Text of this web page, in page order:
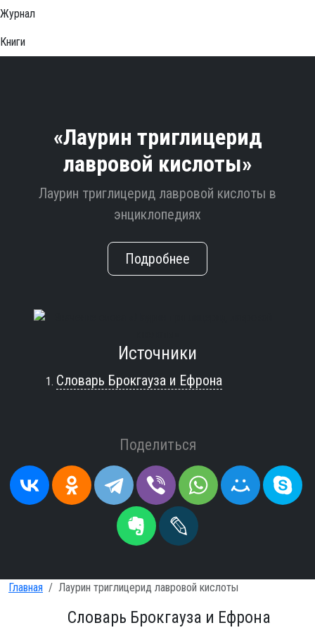
Журнал
Книги
«Лаурин триглицерид
лавровой кислоты»
Лаурин триглицерид лавровой кислоты в
энциклопедиях
Подробнее
Источники
Словарь Брокгауза и Ефрона
Поделиться
Главная Лаурин триглицерид лавровой кислоты
Словарь Брокгауза и Ефрона